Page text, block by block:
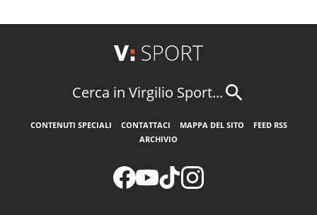
Cerca in Virgilio Sport...
CONTENUTI SPECIALI CONTATTACI MAPPA DEL SITO
FEED RSS
ARCHIVIO